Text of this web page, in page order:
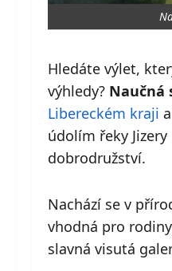
Hledáte výlet,
výhledy? Naučná
Libereckém kraji
údolím řeky
dobrodružství.
Nachází se v
vhodná pro
slavná visutá